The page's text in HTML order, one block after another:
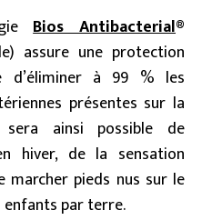
Bios Antibacterial®
assure une protection
d’éliminer à 99 % les
présentes sur la
ainsi possible de
hiver, de la sensation
marcher pieds nus sur le
par terre.